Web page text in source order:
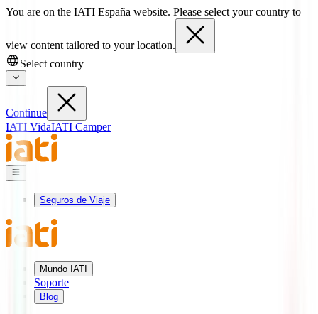
You are on the IATI España website. Please select your country to
view content tailored to your location.
Select country
Continue
IATI VidaIATI Camper
Seguros de Viaje
Mundo IATI
Soporte
Blog